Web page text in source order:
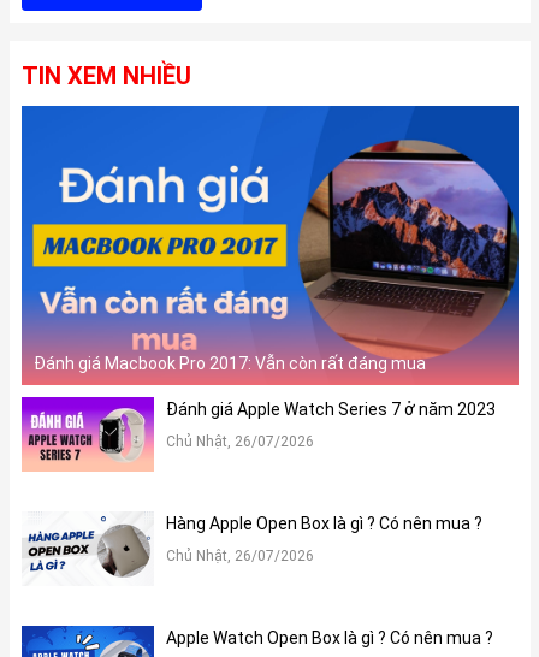
TIN XEM NHIỀU
Đánh giá Macbook Pro 2017: Vẫn còn rất đáng mua
Đánh giá Apple Watch Series 7 ở năm 2023
Chủ Nhật, 26/07/2026
Hàng Apple Open Box là gì ? Có nên mua ?
Chủ Nhật, 26/07/2026
Apple Watch Open Box là gì ? Có nên mua ?